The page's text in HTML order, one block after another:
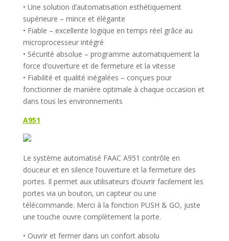
• Une solution d’automatisation esthétiquement
supérieure – mince et élégante
• Fiable – excellente logique en temps réel grâce au
microprocesseur intégré
• Sécurité absolue – programme automatiquement la
force d’ouverture et de fermeture et la vitesse
• Fiabilité et qualité inégalées – conçues pour
fonctionner de manière optimale à chaque occasion et
dans tous les environnements
A951
Le système automatisé FAAC A951 contrôle en
douceur et en silence l’ouverture et la fermeture des
portes. Il permet aux utilisateurs d’ouvrir facilement les
portes via un bouton, un capteur ou une
télécommande. Merci à la fonction PUSH & GO, juste
une touche ouvre complètement la porte.
• Ouvrir et fermer dans un confort absolu